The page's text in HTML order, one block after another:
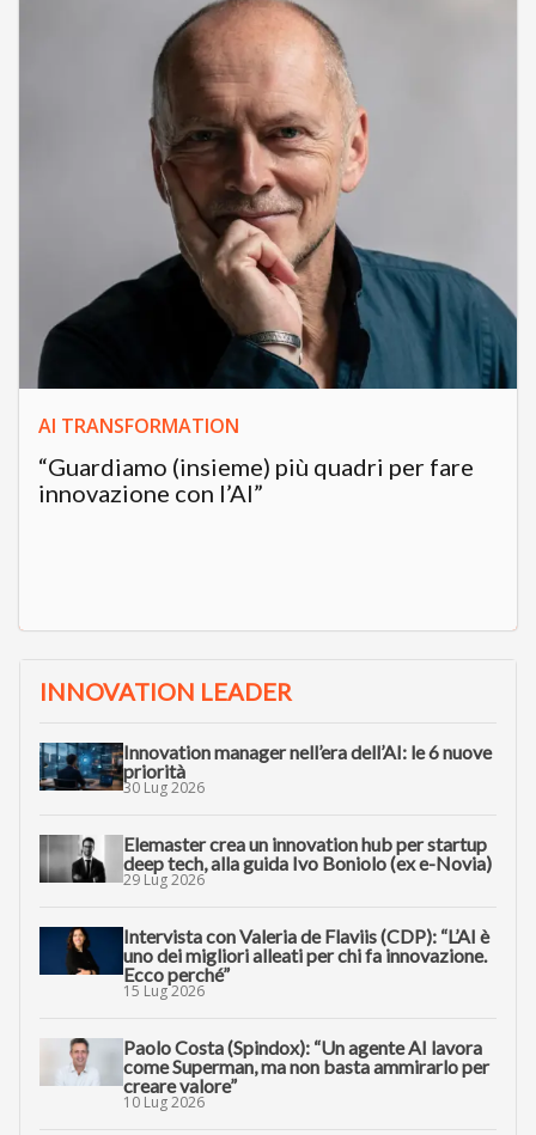
AI TRANSFORMATION
“Guardiamo (insieme) più quadri per fare
innovazione con l’AI”
INNOVATION LEADER
Innovation manager nell’era dell’AI: le 6 nuove
priorità
30 Lug 2026
Elemaster crea un innovation hub per startup
deep tech, alla guida Ivo Boniolo (ex e-Novia)
29 Lug 2026
Intervista con Valeria de Flaviis (CDP): “L’AI è
uno dei migliori alleati per chi fa innovazione.
Ecco perché”
15 Lug 2026
Paolo Costa (Spindox): “Un agente AI lavora
come Superman, ma non basta ammirarlo per
creare valore”
10 Lug 2026